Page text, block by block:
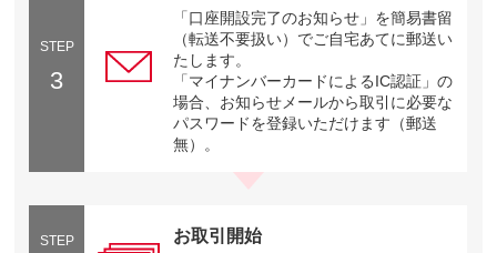
STEP
3
「口座開設完了のお知らせ」を簡易書留
（転送不要扱い）でご自宅あてに郵送い
たします。
「マイナンバーカードによるIC認証」の
場合、お知らせメールから取引に必要な
パスワードを登録いただけます（郵送
無）。
STEP お取引開始